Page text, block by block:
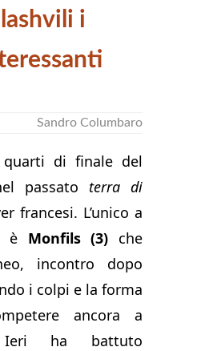
i
Sandro Columbaro
di finale del
passato terra di
francesi. L’unico a
è Monfils (3) che
incontro dopo
i colpi e la forma
ancora a
ha battuto